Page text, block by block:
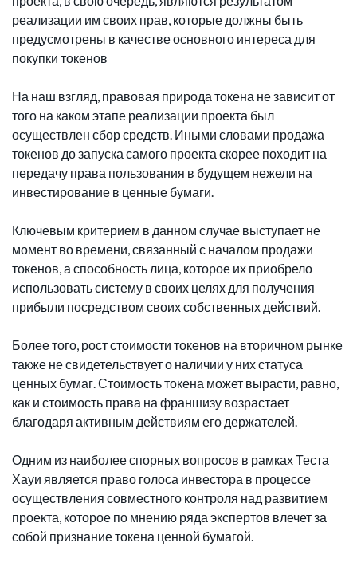
реализации им своих прав, которые должны быть
предусмотрены в качестве основного интереса для
покупки токенов
На наш взгляд, правовая природа токена не зависит от
того на каком этапе реализации проекта был
осуществлен сбор средств. Иными словами продажа
токенов до запуска самого проекта скорее походит на
передачу права пользования в будущем нежели на
инвестирование в ценные бумаги.
Ключевым критерием в данном случае выступает не
момент во времени, связанный с началом продажи
токенов, а способность лица, которое их приобрело
использовать систему в своих целях для получения
прибыли посредством своих собственных действий.
Более того, рост стоимости токенов на вторичном рынке
также не свидетельствует о наличии у них статуса
ценных бумаг. Стоимость токена может вырасти, равно,
как и стоимость права на франшизу возрастает
благодаря активным действиям его держателей.
Одним из наиболее спорных вопросов в рамках Теста
Хауи является право голоса инвестора в процессе
осуществления совместного контроля над развитием
проекта, которое по мнению ряда экспертов влечет за
собой признание токена ценной бумагой.